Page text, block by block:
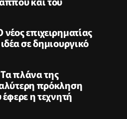
επιχειρηματίας
σε δημιουργικό
πλάνα της
πρόκληση
η τεχνητή